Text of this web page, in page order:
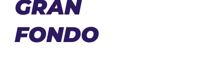
GRAN
FONDO